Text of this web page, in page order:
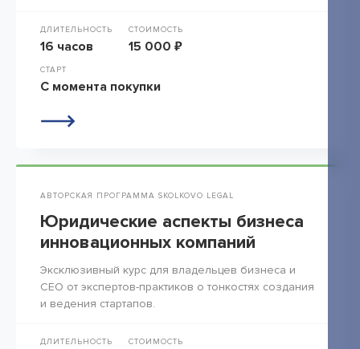
ДЛИТЕЛЬНОСТЬ
16 часов
СТОИМОСТЬ
15 000 ₽
СТАРТ
С момента покупки
АВТОРСКАЯ ПРОГРАММА SKOLKOVO LEGAL
Юридические аспекты бизнеса
инновационных компаний
Эксклюзивный курс для владельцев бизнеса и
СЕО от экспертов-практиков о тонкостях создания
и ведения стартапов.
ДЛИТЕЛЬНОСТЬ СТОИМОСТЬ